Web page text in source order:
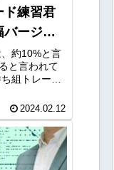
ド練習君
バージョ
約10%と言
と言われて
組トレーダ
量のスキル
かり、簡単
の...
2024.02.12